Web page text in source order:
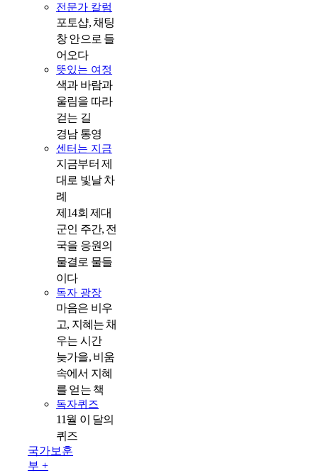
전문가 칼럼
포토샵, 채팅
창 안으로 들
어오다
뜻있는 여정
색과 바람과
울림을 따라
걷는 길
경남 통영
센터는 지금
지금부터 제
대로 빛날 차
례
제14회 제대
군인 주간, 전
국을 응원의
물결로 물들
이다
독자 광장
마음은 비우
고, 지혜는 채
우는 시간
늦가을, 비움
속에서 지혜
를 얻는 책
독자퀴즈
11월 이 달의
퀴즈
국가보훈
부 +